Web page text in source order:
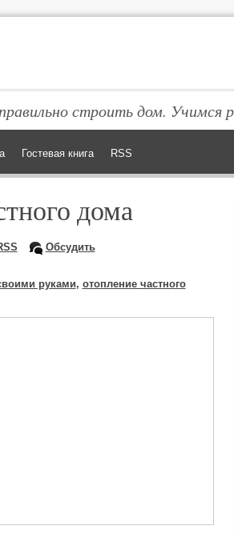
строить дом. Учимся
Гостевая книга RSS
дома
Обсудить
руками, отопление частного